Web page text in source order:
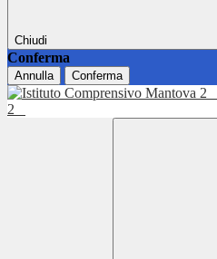
Chiudi
Conferma
Annulla Conferma
2